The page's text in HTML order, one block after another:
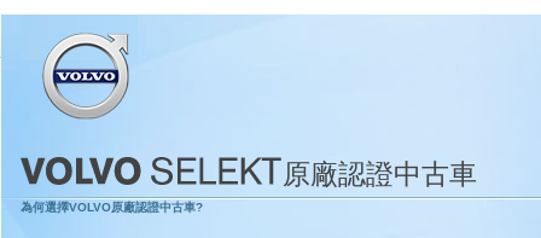
原廠認證中古車
為何選擇VOLVO原廠認證中古車?